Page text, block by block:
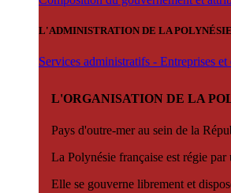
L'ADMINISTRATION DE LA
Services administratifs - Entreprises
L'ORGANISATION DE LA
Pays d'outre-mer au sein de la
La Polynésie française est régie
Elle se gouverne librement et